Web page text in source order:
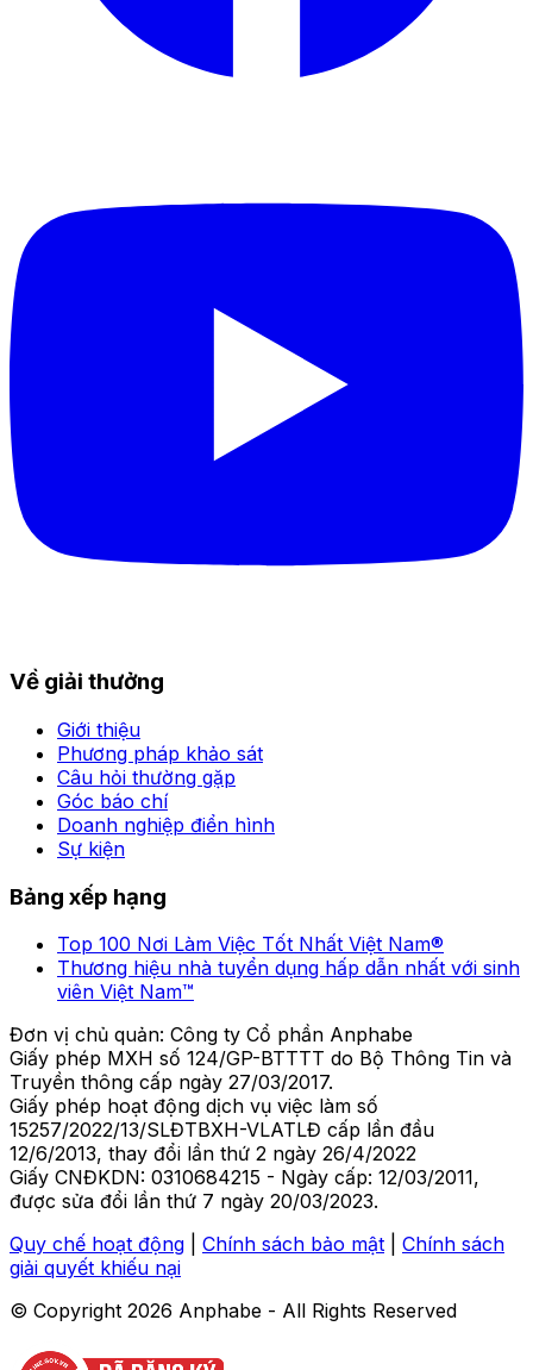
Về giải thưởng
Giới thiệu
Phương pháp khảo sát
Câu hỏi thường gặp
Góc báo chí
Doanh nghiệp điển hình
Sự kiện
Bảng xếp hạng
Top 100 Nơi Làm Việc Tốt Nhất Việt Nam®
Thương hiệu nhà tuyển dụng hấp dẫn nhất với sinh
viên Việt Nam™
Đơn vị chủ quản: Công ty Cổ phần Anphabe
Giấy phép MXH số 124/GP-BTTTT do Bộ Thông Tin và
Truyền thông cấp ngày 27/03/2017.
Giấy phép hoạt động dịch vụ việc làm số
15257/2022/13/SLĐTBXH-VLATLĐ cấp lần đầu
12/6/2013, thay đổi lần thứ 2 ngày 26/4/2022
Giấy CNĐKDN: 0310684215 - Ngày cấp: 12/03/2011,
được sửa đổi lần thứ 7 ngày 20/03/2023.
Quy chế hoạt động
Chính sách bảo mật
Chính sách
giải quyết khiếu nại
© Copyright 2026 Anphabe - All Rights Reserved